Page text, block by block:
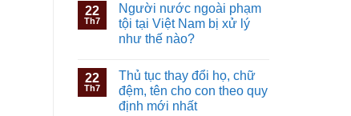
22
Th7
Người nước ngoài phạm
tội tại Việt Nam bị xử lý
như thế nào?
22
Th7
Thủ tục thay đổi họ, chữ
đệm, tên cho con theo quy
định mới nhất